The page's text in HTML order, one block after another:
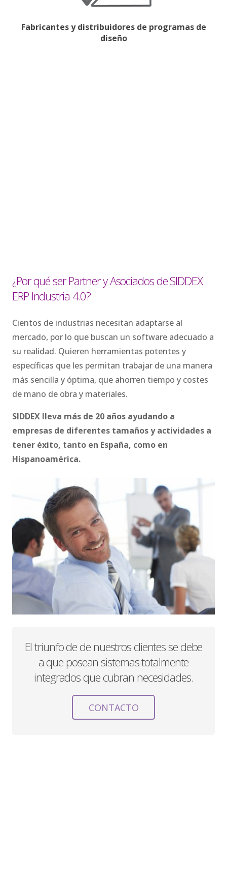
Fabricantes y distribuidores de programas de
diseño
¿Por qué ser Partner y Asociados de SIDDEX
ERP Industria 4.0?
Cientos de industrias necesitan adaptarse al
mercado, por lo que buscan un software adecuado a
su realidad. Quieren herramientas potentes y
específicas que les permitan trabajar de una manera
más sencilla y óptima, que ahorren tiempo y costes
de mano de obra y materiales.
SIDDEX lleva más de 20 años ayudando a
empresas de diferentes tamaños y actividades a
tener éxito, tanto en España, como en
Hispanoamérica.
El triunfo de de nuestros clientes se debe
a que posean sistemas totalmente
integrados que cubran necesidades.
CONTACTO